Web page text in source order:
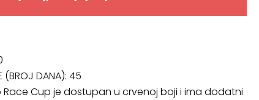
(BROJ DANA): 45
Race Cup je dostupan u crvenoj boji i ima dodatni